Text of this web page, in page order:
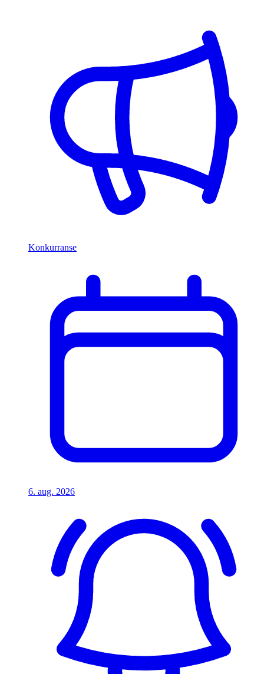
Konkurranse
6. aug. 2026